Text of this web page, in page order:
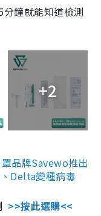
鐘就能知道檢測
+2
品牌Savewo推出
Delta變種病毒
>>按此選購<<